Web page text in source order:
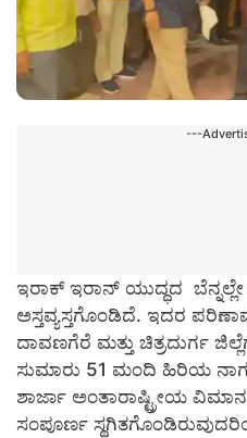
---
ಇರಾಕ್ ಇರಾನ್ ಯುದ್ಧದ
ಅಸ್ತವ್ಯಸ್ತಗೊಂಡಿದೆ. ಇದರ
ದಾವಣಗೆರೆ ಮತ್ತು ಚಿತ್ರದುರ್ಗ
ಸುಮಾರು 51 ಮಂದಿ ಹಿರಿಯ
ಶಾರ್ಜಾ ಅಂತಾರಾಷ್ಟ್ರೀಯ
ಸಂಪೂರ್ಣ